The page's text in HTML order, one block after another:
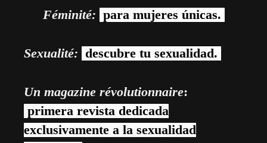
Féminité: para mujeres únicas.
Sexualité: descubre tu sexualidad.
Un magazine révolutionnaire:
primera revista dedicada
exclusivamente a la sexualidad